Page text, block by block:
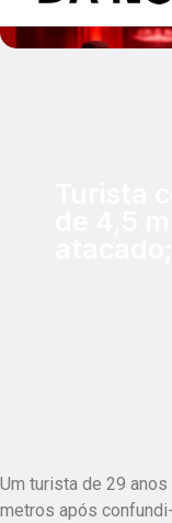
Um turista de 29
metros após